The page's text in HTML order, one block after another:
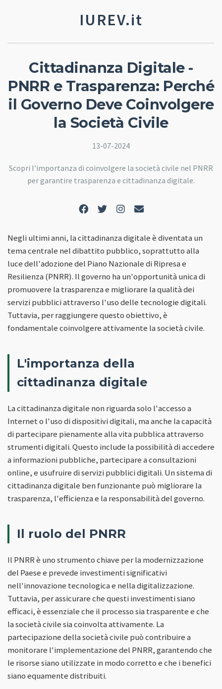
IUREV.it
Cittadinanza Digitale -
PNRR e Trasparenza: Perché
il Governo Deve Coinvolgere
la Società Civile
13-07-2024
Scopri l'importanza di coinvolgere la società civile nel PNRR
per garantire trasparenza e cittadinanza digitale.
Negli ultimi anni, la cittadinanza digitale è diventata un
tema centrale nel dibattito pubblico, soprattutto alla
luce dell'adozione del Piano Nazionale di Ripresa e
Resilienza (PNRR). Il governo ha un'opportunità unica di
promuovere la trasparenza e migliorare la qualità dei
servizi pubblici attraverso l'uso delle tecnologie digitali.
Tuttavia, per raggiungere questo obiettivo, è
fondamentale coinvolgere attivamente la società civile.
L'importanza della
cittadinanza digitale
La cittadinanza digitale non riguarda solo l'accesso a
Internet o l'uso di dispositivi digitali, ma anche la capacità
di partecipare pienamente alla vita pubblica attraverso
strumenti digitali. Questo include la possibilità di accedere
a informazioni pubbliche, partecipare a consultazioni
online, e usufruire di servizi pubblici digitali. Un sistema di
cittadinanza digitale ben funzionante può migliorare la
trasparenza, l'efficienza e la responsabilità del governo.
Il ruolo del PNRR
Il PNRR è uno strumento chiave per la modernizzazione
del Paese e prevede investimenti significativi
nell'innovazione tecnologica e nella digitalizzazione.
Tuttavia, per assicurare che questi investimenti siano
efficaci, è essenziale che il processo sia trasparente e che
la società civile sia coinvolta attivamente. La
partecipazione della società civile può contribuire a
monitorare l'implementazione del PNRR, garantendo che
le risorse siano utilizzate in modo corretto e che i benefici
siano equamente distribuiti.